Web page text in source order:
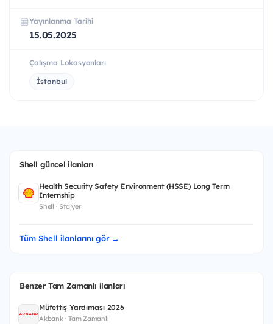
Yayınlanma Tarihi
15.05.2025
Çalışma Lokasyonları
İstanbul
Shell güncel ilanları
Health Security Safety Environment (HSSE) Long Term
Internship
Shell · Stajyer
Tüm Shell ilanlarını gör →
Benzer Tam Zamanlı ilanları
Müfettiş Yardımcısı 2026
Akbank · Tam Zamanlı